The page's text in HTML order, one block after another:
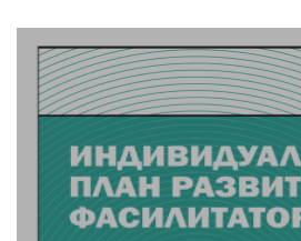
фасилитатора
В своем развитии лидер
Один из последних —
руководителя «все работает
недостатки и достоинства
раскрывать потенциал
негативные стороны. Он